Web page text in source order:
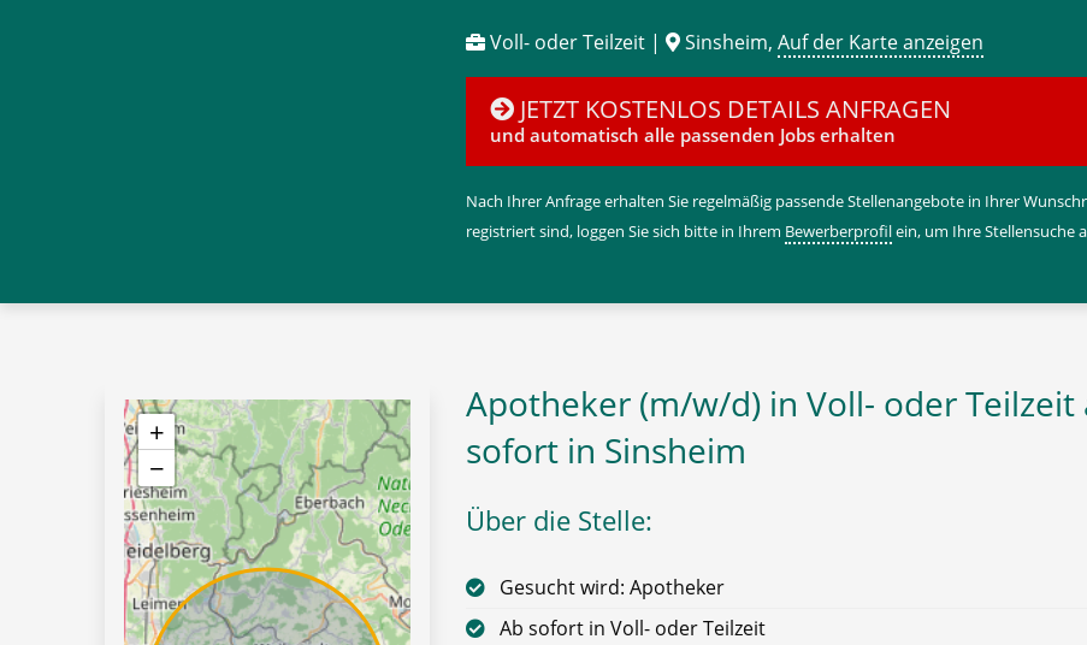
Voll- oder Teilzeit | Sinsheim, Auf der Karte anzeigen
JETZT KOSTENLOS DETAILS ANFRAGEN
und automatisch alle passenden Jobs erhalten
Nach Ihrer Anfrage erhalten Sie regelmäßig passende Stellenangebote in Ihrer
registriert sind, loggen Sie sich bitte in Ihrem Bewerberprofilein, um Ihre Stellensuche
Apotheker (m/w/d) in Voll- oder Teilzeit
sofort in Sinsheim
Über die Stelle:
Gesucht wird: Apotheker
Ab sofort in Voll- oder Teilzeit
+
−